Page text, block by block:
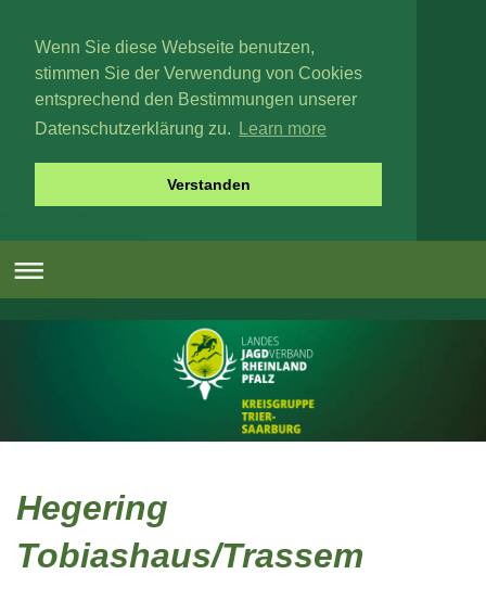
Wenn Sie diese Webseite benutzen,
stimmen Sie der Verwendung von Cookies
entsprechend den Bestimmungen unserer
Datenschutzerklärung zu.
Learn more
Verstanden
Hegering
Tobiashaus/Trassem